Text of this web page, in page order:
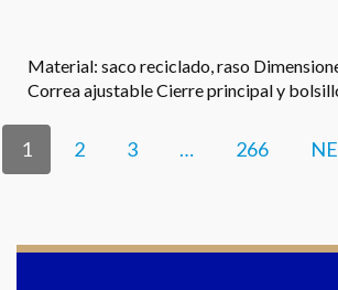
Material: saco reciclado, raso
Correa ajustable Cierre principal y
1 2 3 … 266